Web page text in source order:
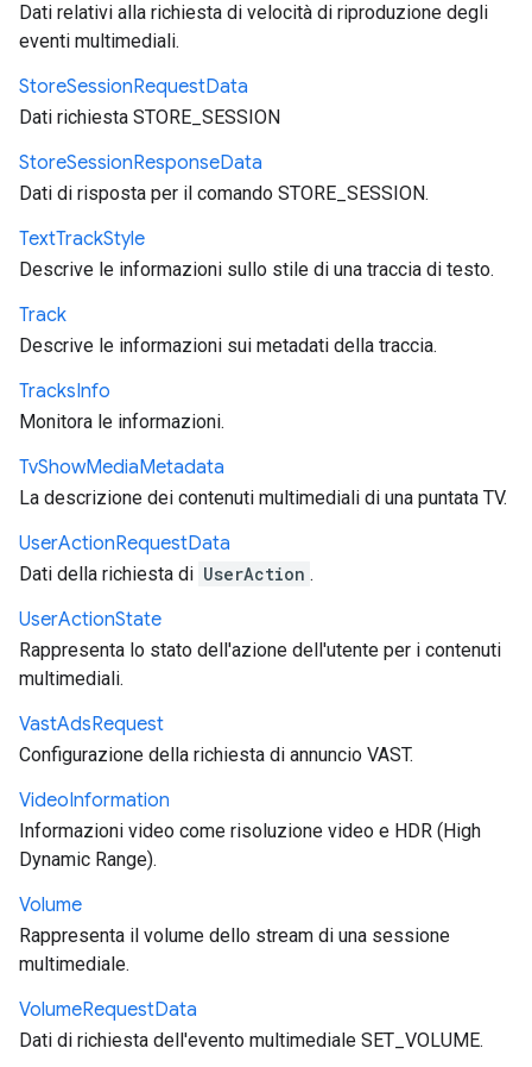
Dati relativi alla richiesta di velocità di riproduzione degli
eventi multimediali.
StoreSessionRequestData
Dati richiesta STORE_SESSION
StoreSessionResponseData
Dati di risposta per il comando STORE_SESSION.
TextTrackStyle
Descrive le informazioni sullo stile di una traccia di testo.
Track
Descrive le informazioni sui metadati della traccia.
TracksInfo
Monitora le informazioni.
TvShowMediaMetadata
La descrizione dei contenuti multimediali di una puntata TV.
UserActionRequestData
Dati della richiesta di UserAction .
UserActionState
Rappresenta lo stato dell'azione dell'utente per i contenuti
multimediali.
VastAdsRequest
Configurazione della richiesta di annuncio VAST.
VideoInformation
Informazioni video come risoluzione video e HDR (High
Dynamic Range).
Volume
Rappresenta il volume dello stream di una sessione
multimediale.
VolumeRequestData
Dati di richiesta dell'evento multimediale SET_VOLUME.